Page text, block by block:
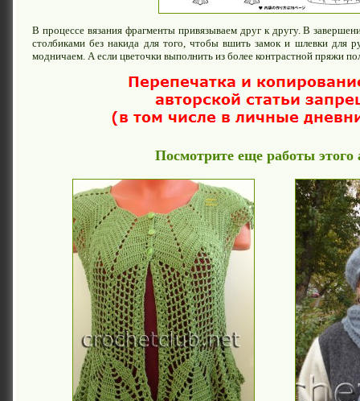
В процессе вязания фрагменты привязываем друг к другу. В
столбиками без накида для того, чтобы вшить замок и шлевки для
модничаем. А если цветочки выполнить из более контрастной пряжи
Посмотрите еще работы этого